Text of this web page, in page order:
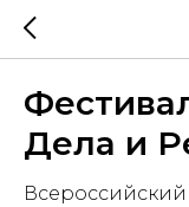
Дела и
Всероссийский